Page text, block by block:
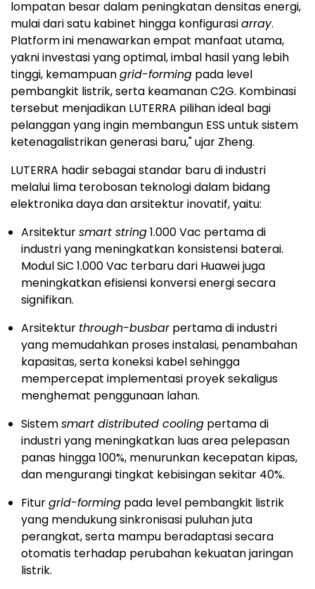
lompatan besar dalam peningkatan densitas energi,
mulai dari satu kabinet hingga konfigurasiarray.
Platform ini menawarkan empat manfaat utama,
yakni investasi yang optimal, imbal hasil yang lebih
tinggi, kemampuangrid-forming pada level
pembangkit listrik, serta keamanan C2G. Kombinasi
tersebut menjadikan LUTERRA pilihan ideal bagi
pelanggan yang ingin membangun ESS untuk sistem
ketenagalistrikan generasi baru," ujar Zheng.
LUTERRA hadir sebagai standar baru di industri
melalui lima terobosan teknologi dalam bidang
elektronika daya dan arsitektur inovatif, yaitu:
Arsitektursmart string1.000 Vac pertama di
industri yang meningkatkan konsistensi baterai.
Modul SiC 1.000 Vac terbaru dari Huawei juga
meningkatkan efisiensi konversi energi secara
signifikan.
Arsitektur through-busbarpertama di industri
yang memudahkan proses instalasi, penambahan
kapasitas, serta koneksi kabel sehingga
mempercepat implementasi proyek sekaligus
menghemat penggunaan lahan.
Sistemsmart distributed cooling pertama di
industri yang meningkatkan luas area pelepasan
panas hingga 100%, menurunkan kecepatan kipas,
dan mengurangi tingkat kebisingan sekitar 40%.
Fiturgrid-forming pada level pembangkit listrik
yang mendukung sinkronisasi puluhan juta
perangkat, serta mampu beradaptasi secara
otomatis terhadap perubahan kekuatan jaringan
listrik.